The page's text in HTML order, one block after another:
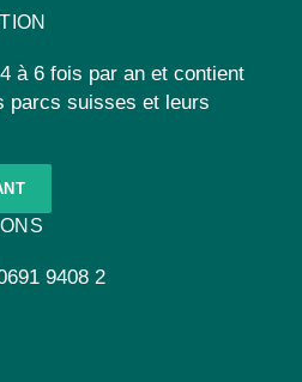
à 6 fois par an et contient
parcs suisses et leurs
9408 2